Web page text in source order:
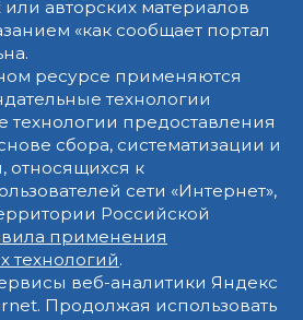
авторских материалов
«как сообщает портал
ресурсе применяются
технологии
предоставления
сбора, систематизации и
относящихся к
сети «Интернет»,
Российской
применения
технологий.
веб-аналитики Яндекс
Продолжая использовать